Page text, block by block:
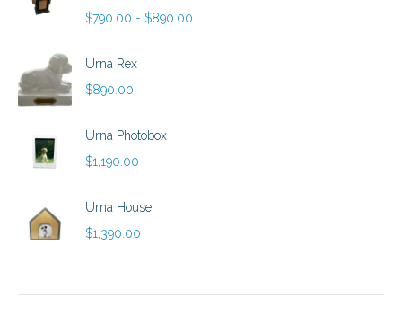
$790.00 - $890.00
Urna Rex
$890.00
Urna Photobox
$1,190.00
Urna House
$1,390.00